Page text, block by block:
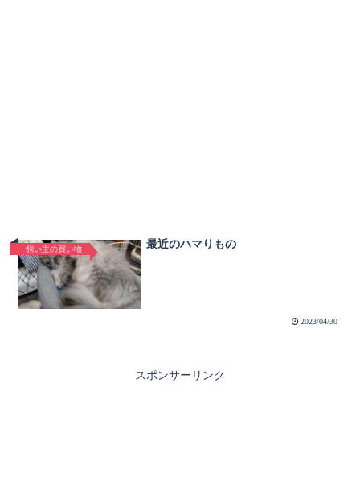
飼い主の買い物 最近のハマりもの
2023/04/30
スポンサーリンク